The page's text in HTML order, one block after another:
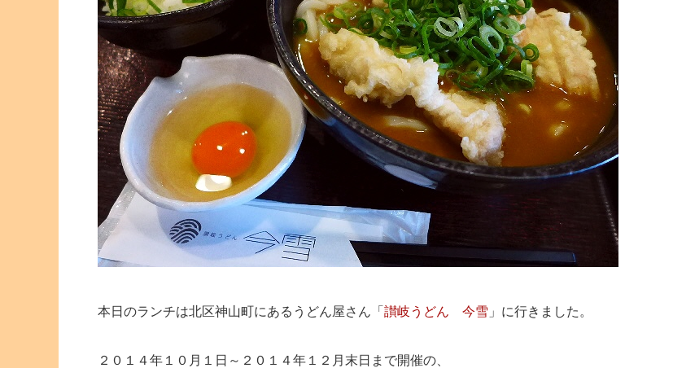
本日のランチは北区神山町にあるうどん屋さん「 讃岐うどん 今雪 」に行きました。
２０１４年１０月１日～２０１４年１２月末日まで開催の、